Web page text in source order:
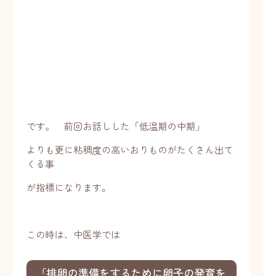
です。 前回お話しした「低温期の中期」
よりも更に粘稠度の高いおりものがたくさん出て
くる事
が指標になります。
この時は、中医学では
「排卵の準備をするために卵子の発育を